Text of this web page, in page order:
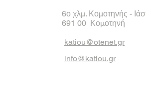
6ο χλμ. Κομοτηνής -
691 00 Κομοτηνή
katiou@otenet.gr
info@katiou.gr